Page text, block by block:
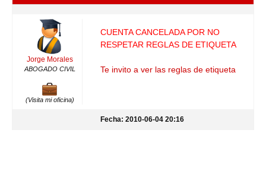
Jorge Morales
ABOGADO CIVIL
(Visita mi oficina)
CUENTA CANCELADA POR NO
RESPETAR REGLAS DE ETIQUETA
Te invito a ver las reglas de etiqueta
Fecha: 2010-06-04 20:16